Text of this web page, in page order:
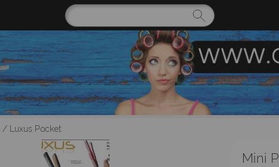
/ Luxus Pocket
Mini